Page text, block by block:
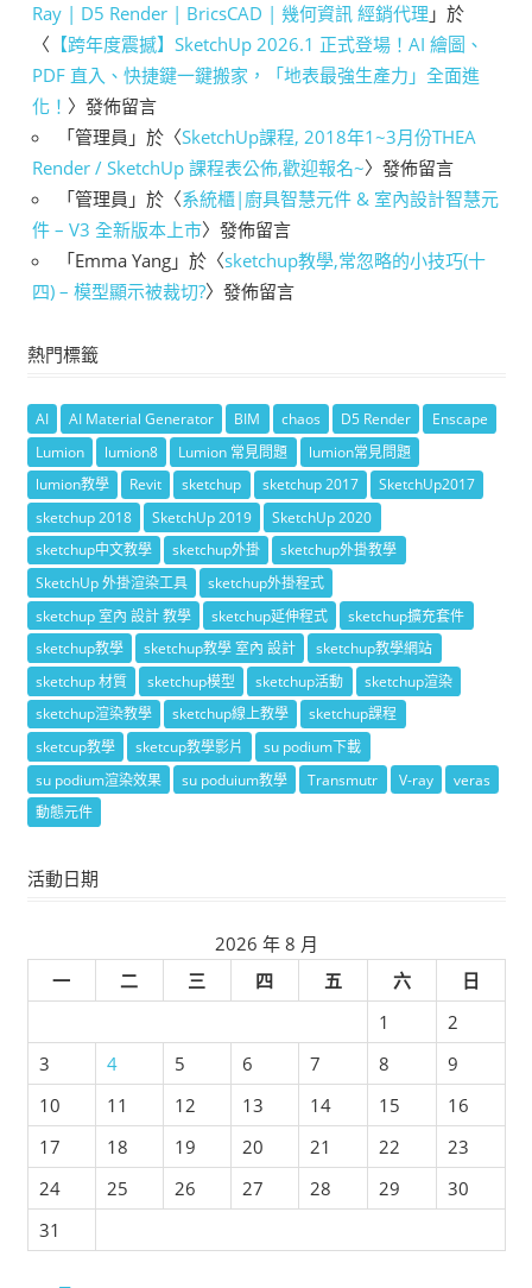
Ray | D5 Render | BricsCAD | 幾何資訊 經銷代理 」於
〈 【跨年度震撼】SketchUp 2026.1 正式登場！AI 繪圖、
PDF 直入、快捷鍵一鍵搬家，「地表最強生產力」全面進
化！ 〉發佈留言
「管理員 」於〈SketchUp課程, 2018年1~3月份THEA
Render / SketchUp 課程表公佈,歡迎報名~〉發佈留言
「管理員 」於〈系統櫃|廚具智慧元件 & 室內設計智慧元
件 – V3 全新版本上市〉發佈留言
「Emma Yang 」於〈sketchup教學,常忽略的小技巧(十
四) – 模型顯示被裁切?〉發佈留言
熱門標籤
AI AI Material Generator BIM chaos D5 Render
Enscape
Lumion
lumion8 Lumion 常見問題
lumion常見問題
lumion教學
Revit sketchup sketchup 2017
SketchUp2017
sketchup 2018
SketchUp 2019
SketchUp 2020
sketchup中文教學
sketchup外掛
sketchup外掛教學
SketchUp 外掛渲染工具
sketchup外掛程式
sketchup 室內 設計 教學
sketchup延伸程式
sketchup擴充套件
sketchup教學
sketchup教學 室內 設計
sketchup教學網站
sketchup 材質
sketchup模型 sketchup活動
sketchup渲染
sketchup渲染教學
sketchup線上教學
sketchup課程
sketcup教學
sketcup教學影片
su podium下載
su podium渲染效果
su poduium教學 Transmutr V-ray
veras
動態元件
活動日期
2026 年 8 月
一
二 三 四 五 六
日
1
2
3
4 5 6 7 8
9
10
11 12 13 14 15
16
17
18 19 20 21 22
23
24
25 26 27 28 29
30
31